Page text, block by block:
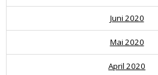
Juni 2020
Mai 2020
April 2020